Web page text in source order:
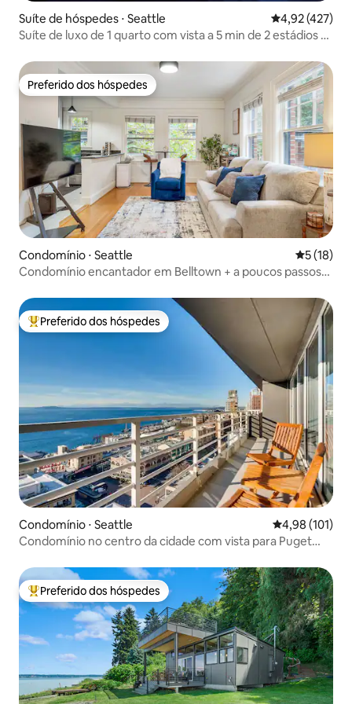
Suíte de hóspedes ⋅ Seattle 4,92 de uma
4,92 (427)
Suíte de luxo de 1 quarto com vista a 5 min de 2 estádios e
Preferido dos hóspedes
Preferido dos hóspedes
Condomínio ⋅ Seattle 5 de uma
5 (18)
Condomínio encantador em Belltown + a poucos passos
Entre os melhores preferidos dos hóspedes
Preferido dos hóspedes
Condomínio ⋅ Seattle 4,98 de uma
4,98 (101)
Condomínio no centro da cidade com vista para Puget
Entre os melhores preferidos dos hóspedes
Preferido dos hóspedes